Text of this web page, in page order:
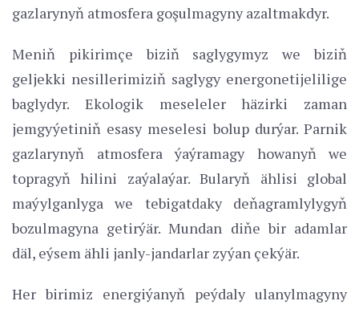
gazlarynyň atmosfera goşulmagyny azaltmakdyr.
Meniň pikirimçe biziň saglygymyz we biziň
geljekki nesillerimiziň saglygy energonetijelilige
baglydyr. Ekologik meseleler häzirki zaman
jemgyýetiniň esasy meselesi bolup durýar. Parnik
gazlarynyň atmosfera ýaýramagy howanyň we
topragyň hilini zaýalaýar. Bularyň ählisi global
maýylganlyga we tebigatdaky deňagramlylygyň
bozulmagyna getirýär. Mundan diňe bir adamlar
däl, eýsem ähli janly-jandarlar zyýan çekýär.
Her birimiz energiýanyň peýdaly ulanylmagyny